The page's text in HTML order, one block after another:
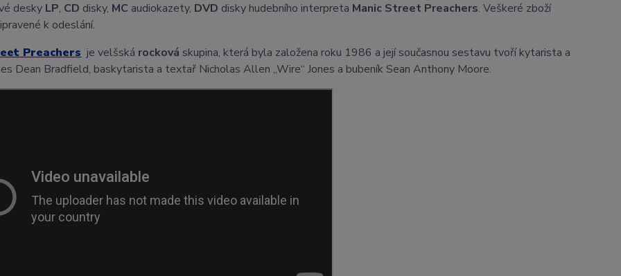
desky LP, CD disky, MC audiokazety, DVD disky hudebního interpreta Manic Street Preachers. Veškeré zboží
k odeslání.
Preachers je velšská rocková skupina, která byla založena roku 1986 a její současnou sestavu tvoří kytarista a
Dean Bradfield, baskytarista a textař Nicholas Allen „Wire“ Jones a bubeník Sean Anthony Moore.